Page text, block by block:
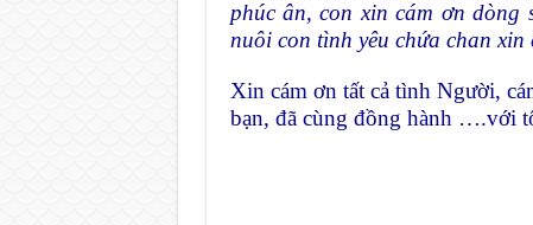
phúc ân, con xin cám ơn
nuôi con tình yêu chứa chan xin
Xin cám ơn tất cả tình Người,
bạn, đã cùng đồng hành ….với